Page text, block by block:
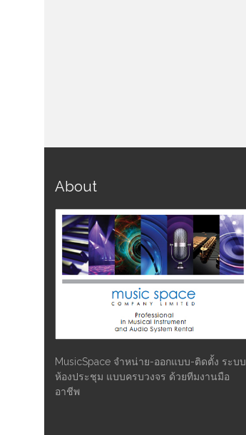
About
MusicSpace จำหน่าย-ออกแบบ-ติดตั้ง ระบบ
ห้องประชุม แบบครบวงจร ด้วยทีมงานมือ
อาชีพ